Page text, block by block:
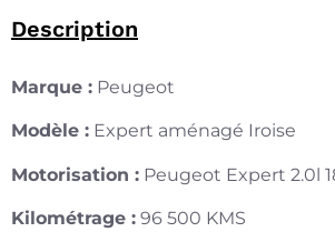
Description
Marque : Peugeot
Modèle : Expert aménagé Iroise
Motorisation : Peugeot Expert 2.0l
Kilométrage : 96 500 KMS